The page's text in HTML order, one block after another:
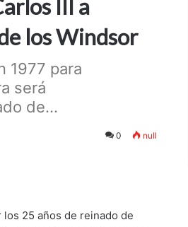
III a
los Windsor
1977 para
será
de...
0 null
25 años de reinado de